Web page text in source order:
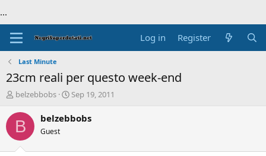
...
Log in Register
Last Minute
23cm reali per questo week-end
T
r
e
d
belzebbobs
S
a
Sep 19, 2011
B belzebbobs
Guest